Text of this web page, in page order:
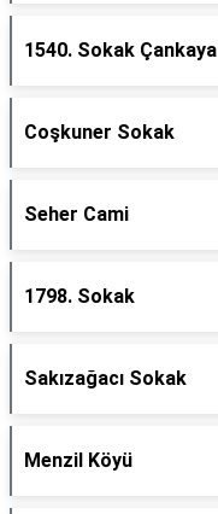
1540. Sokak Çankaya
Coşkuner Sokak
Seher Cami
1798. Sokak
Sakızağacı Sokak
Menzil Köyü